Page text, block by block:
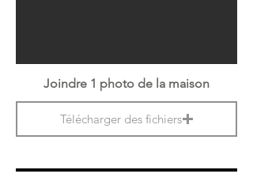
Joindre 1 photo de la maison
Télécharger des fichiers